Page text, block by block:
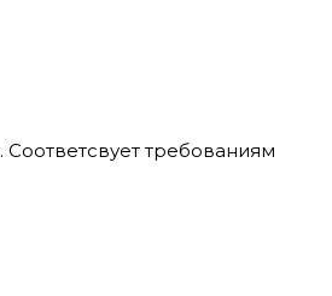
. Соответсвует требованиям